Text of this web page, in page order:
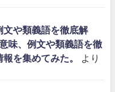
文や類義語を徹底解
味、例文や類義語を徹
を集めてみた。
より